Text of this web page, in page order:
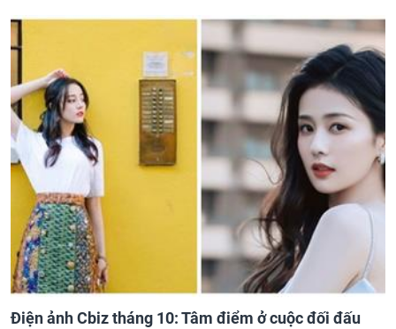
Điện ảnh Cbiz tháng 10: Tâm điểm ở cuộc đối đấu